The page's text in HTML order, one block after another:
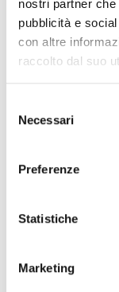
nostri partner
pubblicità e
con altre
raccolto dal suo
delNecessari
Preferenze
Statistiche
Marketing
dell’alta
albero